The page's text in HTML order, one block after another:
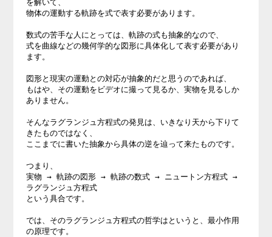
を解いて、
物体の運動する軌跡を式で表す必要があります。
数式の苦手な人にとっては、軌跡の式も抽象的なので、
式を曲線などの幾何学的な図形に具体化して表す必要があり
ます。
図形と現実の運動との対応が抽象的だと思うのであれば、
もはや、その運動をビデオに撮って見るか、実物を見るしか
ありません。
そんなラグランジュ方程式の発見は、いきなり天から下りて
きたものではなく、
ここまでに書いた抽象から具体の逆を辿って来たものです。
つまり、
実物 → 軌跡の図形 → 軌跡の数式 → ニュートン方程式 →
ラグランジュ方程式
という具合です。
では、そのラグランジュ方程式の哲学はというと、最小作用
の原理です。